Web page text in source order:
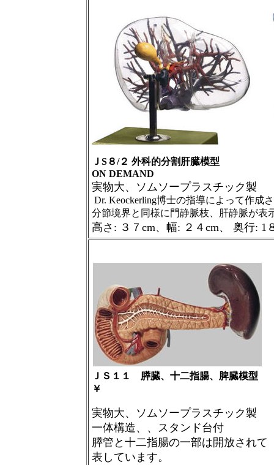
ＪS８/２ 外科的分割肝臓模型
ON DEMAND
実物大、ソムソープラスチック製
Dr. Keockerling博士の指導によって作成
分節境界と同様に門静脈枝、肝静脈が表
高さ: ３７cm、幅: ２４cm、 奥行: 1
ＪＳ１１ 膵臓、十二指腸、脾臓模型
￥
実物大、ソムソープラスチック製
一体構造、、スタンド台付
膵管と十二指腸の一部は開放されて
表しています。